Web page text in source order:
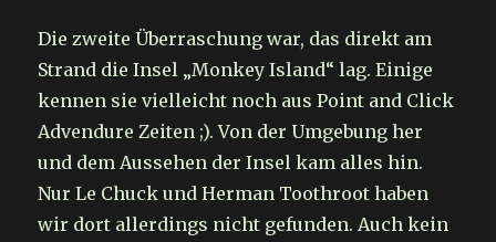
Die zweite Überraschung war, das direkt am
Strand die Insel „Monkey Island“ lag. Einige
kennen sie vielleicht noch aus Point and Click
Advendure Zeiten ;). Von der Umgebung her
und dem Aussehen der Insel kam alles hin.
Nur Le Chuck und Herman Toothroot haben
wir dort allerdings nicht gefunden. Auch kein